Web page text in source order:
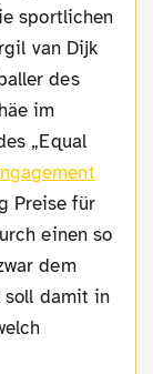
sportlichen
van Dijk
des
im
„Equal
Preise für
einen so
dem
soll damit in